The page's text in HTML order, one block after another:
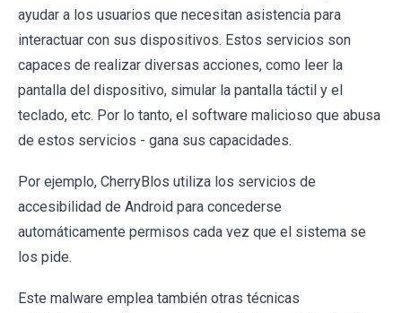
ayudar a los usuarios que necesitan asistencia para
interactuar con sus dispositivos. Estos servicios son
capaces de realizar diversas acciones, como leer la
pantalla del dispositivo, simular la pantalla táctil y el
teclado, etc. Por lo tanto, el software malicioso que abusa
de estos servicios - gana sus capacidades.
Por ejemplo, CherryBlos utiliza los servicios de
accesibilidad de Android para concederse
automáticamente permisos cada vez que el sistema se
los pide.
Este malware emplea también otras técnicas